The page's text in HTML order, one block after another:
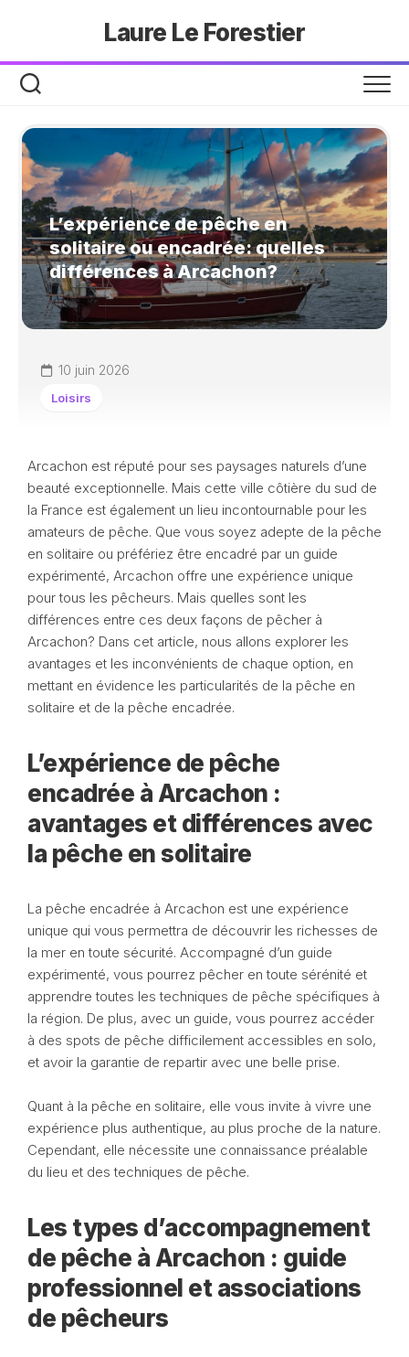
Laure Le Forestier
L’expérience de pêche en
solitaire ou encadrée: quelles
différences à Arcachon?
10 juin 2026
Loisirs
Arcachon est réputé pour ses paysages naturels d’une
beauté exceptionnelle. Mais cette ville côtière du sud de
la France est également un lieu incontournable pour les
amateurs de pêche. Que vous soyez adepte de la pêche
en solitaire ou préfériez être encadré par un guide
expérimenté, Arcachon offre une expérience unique
pour tous les pêcheurs. Mais quelles sont les
différences entre ces deux façons de pêcher à
Arcachon? Dans cet article, nous allons explorer les
avantages et les inconvénients de chaque option, en
mettant en évidence les particularités de la pêche en
solitaire et de la pêche encadrée.
L’expérience de pêche
encadrée à Arcachon :
avantages et différences avec
la pêche en solitaire
La pêche encadrée à Arcachon est une expérience
unique qui vous permettra de découvrir les richesses de
la mer en toute sécurité. Accompagné d’un guide
expérimenté, vous pourrez pêcher en toute sérénité et
apprendre toutes les techniques de pêche spécifiques à
la région. De plus, avec un guide, vous pourrez accéder
à des spots de pêche difficilement accessibles en solo,
et avoir la garantie de repartir avec une belle prise.
Quant à la pêche en solitaire, elle vous invite à vivre une
expérience plus authentique, au plus proche de la nature.
Cependant, elle nécessite une connaissance préalable
du lieu et des techniques de pêche.
Les types d’accompagnement
de pêche à Arcachon : guide
professionnel et associations
de pêcheurs